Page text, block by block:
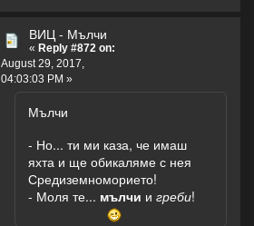
ВИЦ - Мълчи
« Reply #872 on:
August 29, 2017,
04:03:03 PM »
Мълчи
- Но... ти ми каза, че имаш
яхта и ще обикаляме с нея
Средиземноморието!
- Моля те... мълчи и греби!